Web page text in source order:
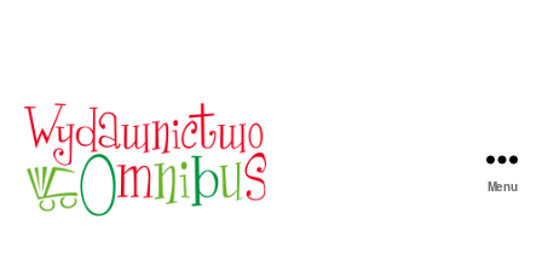
Menu